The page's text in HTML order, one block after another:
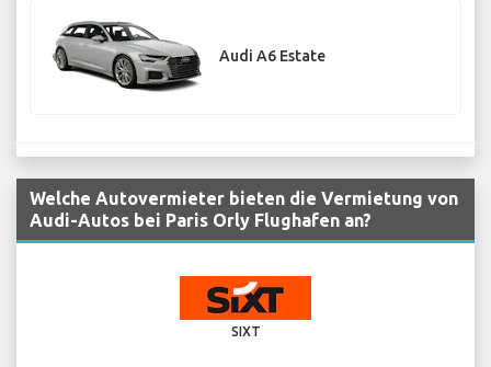
Audi A6 Estate
Welche Autovermieter bieten die Vermietung von
Audi-Autos bei Paris Orly Flughafen an?
SIXT